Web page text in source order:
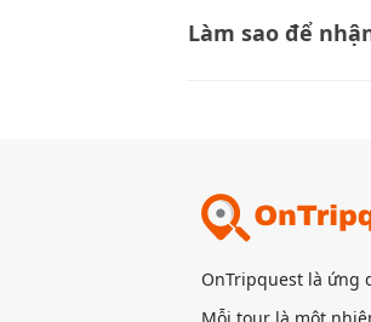
Làm sao để
OnTripquest là ứng